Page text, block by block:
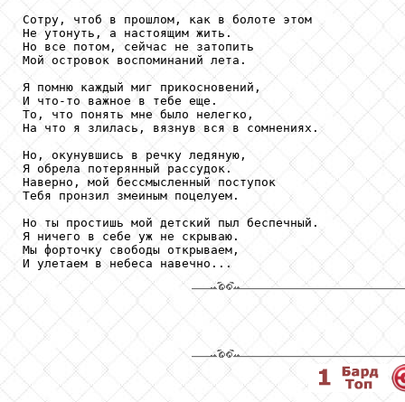
Сотру, чтоб в прошлом, как в болоте этом
Не утонуть, а настоящим жить.
Но все потом, сейчас не затопить
Мой островок воспоминаний лета.
Я помню каждый миг прикосновений,
И что-то важное в тебе еще.
То, что понять мне было нелегко,
На что я злилась, вязнув вся в сомнениях.
Но, окунувшись в речку ледяную,
Я обрела потерянный рассудок.
Наверно, мой бессмысленный поступок
Тебя пронзил змеиным поцелуем.
Но ты простишь мой детский пыл беспечный.
Я ничего в себе уж не скрываю.
Мы форточку свободы открываем,
И улетаем в небеса навечно...